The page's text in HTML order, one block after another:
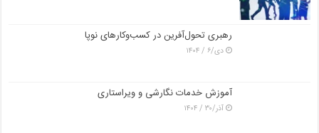
رهبری تحول‌آفرین در کسب‌وکارهای نوپا
دی/۶ / ۱۴۰۴
آموزش خدمات نگارشی و ویراستاری
آذر/۳۰ / ۱۴۰۴